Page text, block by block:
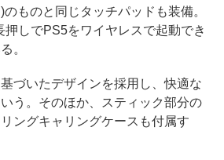
ものと同じタッチパッドも装備。
押しでPS5をワイヤレスで起動でき
。
づいたデザインを採用し、快適な
う。そのほか、スティック部分の
ングキャリングケースも付属す